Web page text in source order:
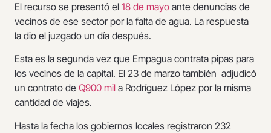
El recurso se presentó el 18 de mayo ante denuncias de
vecinos de ese sector por la falta de agua. La respuesta
la dio el juzgado un día después.
Esta es la segunda vez que Empagua contrata pipas para
los vecinos de la capital. El 23 de marzo también adjudicó
un contrato de Q900 mil a Rodríguez López por la misma
cantidad de viajes.
Hasta la fecha los gobiernos locales registraron 232